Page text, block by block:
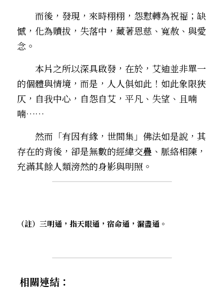
而後，發現，來時栩栩，怨懟轉為祝福；缺
憾，化為贖拔，失落中，藏著恩慈、寬赦、與愛
念。
本片之所以深具啟發，在於，艾迪並非單一
的個體與情境，而是，人人俱如此！如此象限狹
仄，自我中心，自怨自艾，平凡、失望、且喃
喃……
然而「有因有緣，世間集」佛法如是說，其
存在的背後，卻是無數的經緯交疊、脈絡相陳，
充滿其餘人類滂然的身影與明照。
（註）三明通，指天眼通，宿命通，漏盡通。
相關連結：